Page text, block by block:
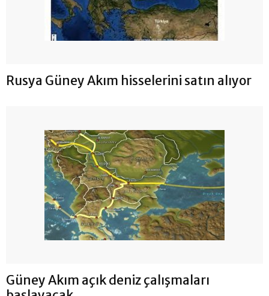
Rusya Güney Akım hisselerini satın alıyor
Güney Akım açık deniz çalışmaları